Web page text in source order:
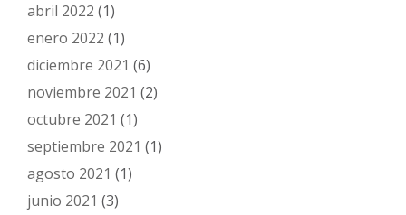
abril 2022 (1)
enero 2022 (1)
diciembre 2021 (6)
noviembre 2021 (2)
octubre 2021 (1)
septiembre 2021 (1)
agosto 2021 (1)
junio 2021 (3)